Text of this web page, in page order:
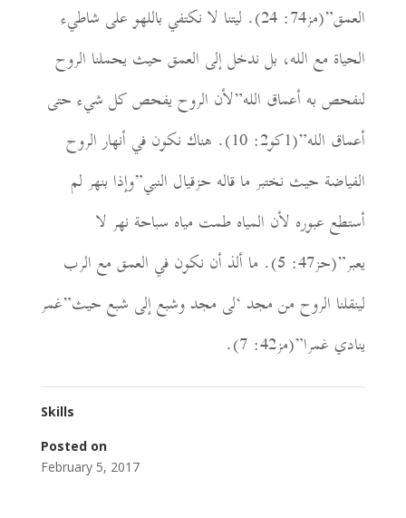
العمق”(مز74: 24). ليتنا لا نكتفي باللهو على شاطيء
الحياة مع الله، بل ندخل إلى العمق حيث يحملنا الروح
لنفحص به أعماق الله”لأن الروح يفحص كل شيء حتى
أعماق الله”(1كو2: 10). هناك نكون في أنهار الروح
الفياضة حيث نختبر ما قاله حزقيال النبي”وإذا بنهر لم
أستطع عبوره لأن المياه طمت مياه سباحة نهر لا
يعبر”(حز47: 5). ما ألذ أن نكون في العمق مع الرب
لينقلنا الروح من مجد ‘لى مجد وشبع إلى شبع حيث”غمر
ينادي غمرا”(مز42: 7).
Skills
Posted on
February 5, 2017